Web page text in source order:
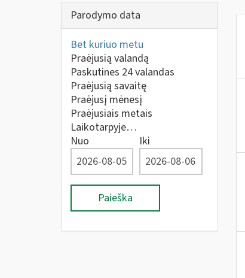
Parodymo data
Bet kuriuo metu
Praėjusią valandą
Paskutines 24 valandas
Praėjusią savaitę
Praėjusį mėnesį
Praėjusiais metais
Laikotarpyje…
Nuo
Iki
Paieška